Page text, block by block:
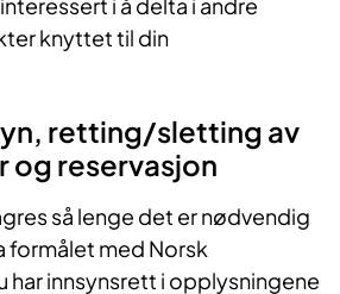
knyttet til din
retting/sletting av
og reservasjon
så lenge det er nødvendig
formålet med Norsk
har innsynsrett i opplysningene